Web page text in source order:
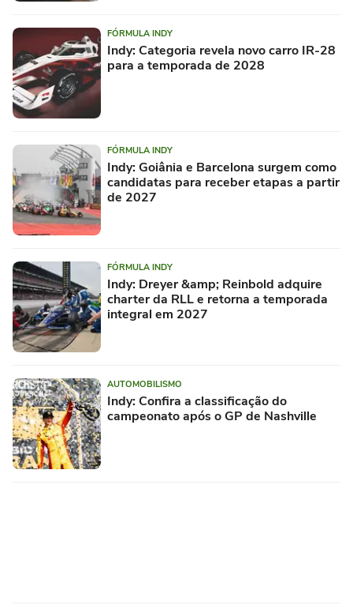
FÓRMULA INDY
Indy: Categoria revela novo carro IR-28
para a temporada de 2028
FÓRMULA INDY
Indy: Goiânia e Barcelona surgem como
candidatas para receber etapas a partir
de 2027
FÓRMULA INDY
Indy: Dreyer &amp; Reinbold adquire
charter da RLL e retorna a temporada
integral em 2027
AUTOMOBILISMO
Indy: Confira a classificação do
campeonato após o GP de Nashville